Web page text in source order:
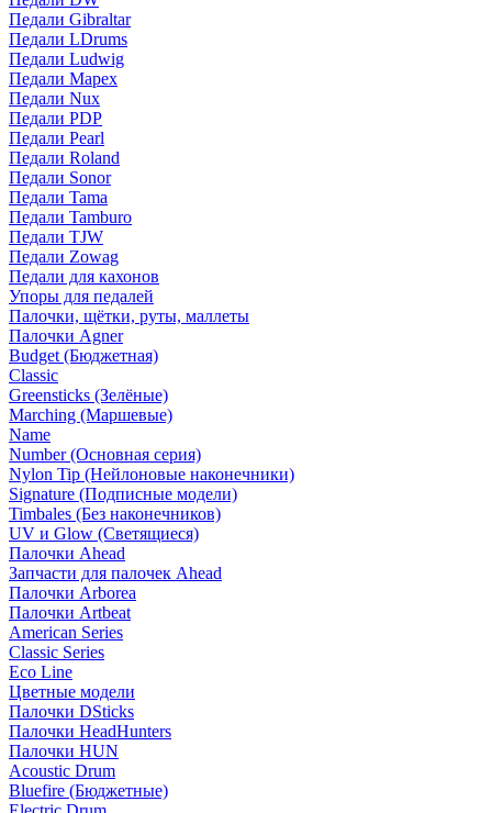
Педали Gibraltar
Педали LDrums
Педали Ludwig
Педали Mapex
Педали Nux
Педали PDP
Педали Pearl
Педали Roland
Педали Sonor
Педали Tama
Педали Tamburo
Педали TJW
Педали Zowag
Педали для кахонов
Упоры для педалей
Палочки, щётки, руты, маллеты
Палочки Agner
Budget (Бюджетная)
Classic
Greensticks (Зелёные)
Marching (Маршевые)
Name
Number (Основная серия)
Nylon Tip (Нейлоновые наконечники)
Signature (Подписные модели)
Timbales (Без наконечников)
UV и Glow (Светящиеся)
Палочки Ahead
Запчасти для палочек Ahead
Палочки Arborea
Палочки Artbeat
American Series
Classic Series
Eco Line
Цветные модели
Палочки DSticks
Палочки HeadHunters
Палочки HUN
Acoustic Drum
Bluefire (Бюджетные)